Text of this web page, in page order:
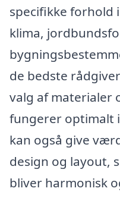
specifikke forhold
klima,
de bedste
valg af materialer
fungerer optimalt
kan også give
design og layout,
bliver harmonisk